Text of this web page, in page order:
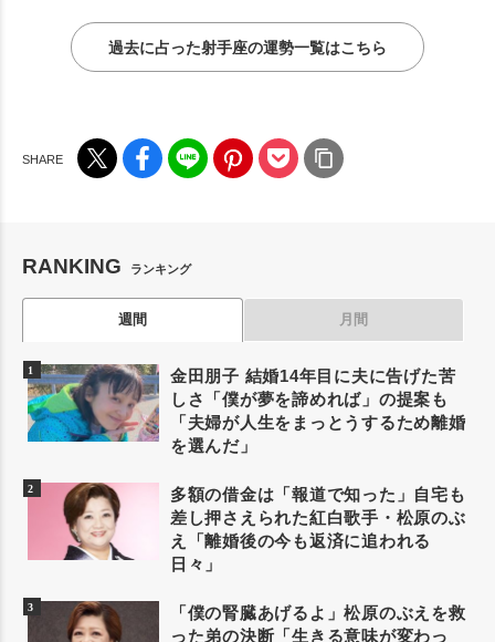
過去に占った射手座の運勢一覧はこちら
RANKING ランキング
週間 月間
金田朋子 結婚14年目に夫に告げた苦
しさ「僕が夢を諦めれば」の提案も
「夫婦が人生をまっとうするため離婚
を選んだ」
多額の借金は「報道で知った」自宅も
差し押さえられた紅白歌手・松原のぶ
え「離婚後の今も返済に追われる
日々」
「僕の腎臓あげるよ」松原のぶえを救
った弟の決断「生きる意味が変わっ